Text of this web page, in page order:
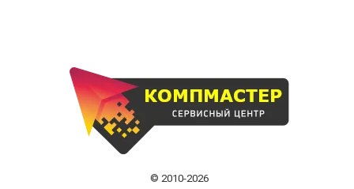
© 2010-2026